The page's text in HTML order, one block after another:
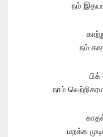
நம்
நம்
நாம்
மறக்க